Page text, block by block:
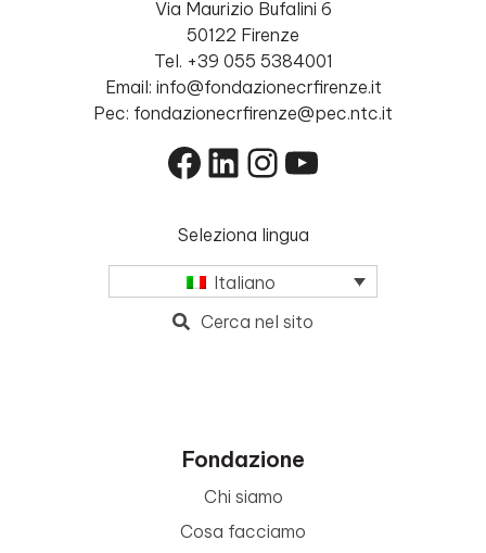
Via Maurizio Bufalini 6
50122 Firenze
Tel. +39 055 5384001
Email: info@fondazionecrfirenze.it
Pec: fondazionecrfirenze@pec.ntc.it
Facebook
LinkedIn
Instagram
YouTube
Seleziona lingua
Italiano
Cerca nel sito
Fondazione
Chi siamo
Cosa facciamo